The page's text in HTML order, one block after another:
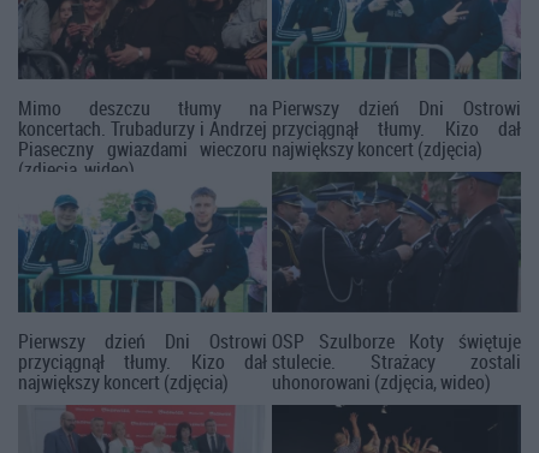
Mimo deszczu tłumy na
koncertach. Trubadurzy i Andrzej
Piaseczny gwiazdami wieczoru
(zdjęcia, wideo)
Pierwszy dzień Dni Ostrowi
przyciągnął tłumy. Kizo dał
największy koncert (zdjęcia)
Pierwszy dzień Dni Ostrowi
przyciągnął tłumy. Kizo dał
największy koncert (zdjęcia)
OSP Szulborze Koty świętuje
stulecie. Strażacy zostali
uhonorowani (zdjęcia, wideo)